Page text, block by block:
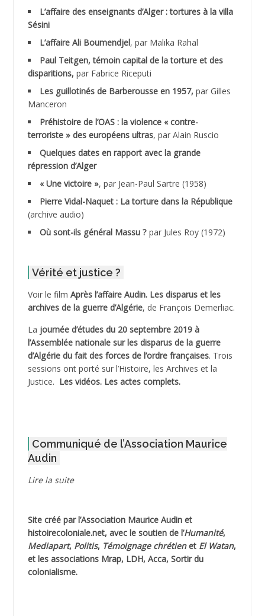
ACHLAF Ali
ADALMI
ADANE Ramdane *
ADDAD
ADDALA Boualem*
ADDANE
ADDECHE Rachid
ADELIOUAT Vve AIT SAADA
ADJANI Khaled
ADJAOUT
ADNI Mohamed Akli
ADOUL Arab *
AGOULMINE
AHLOUCHE Mabrouk *
AIBLIED Ahmed
L’affaire des enseignants d’Alger : tortures à la villa
Sésini
L’affaire Ali Boumendjel, par Malika Rahal
Paul Teitgen, témoin capital de la torture et des
disparitions, par Fabrice Riceputi
Les guillotinés de Barberousse en 1957, par Gilles
Manceron
Préhistoire de l’OAS : la violence « contre-
terroriste » des européens ultras, par Alain Ruscio
Quelques dates en rapport avec la grande
répression d’Alger
« Une victoire », par Jean-Paul Sartre (1958)
Pierre Vidal-Naquet : La torture dans la République
(archive audio)
Où sont-ils général Massu ? par Jules Roy (1972)
Vérité et justice ?
Voir le film Après l’affaire Audin. Les disparus et les
archives de la guerre d’Algérie, de François Demerliac.
La journée d’études du 20 septembre 2019 à
l’Assemblée nationale sur les disparus de la guerre
d’Algérie du fait des forces de l’ordre françaises. Trois
sessions ont porté sur l’Histoire, les Archives et la
Justice. Les vidéos. Les actes complets.
Communiqué de l’Association Maurice
Audin
Lire la suite
Site créé par l’Association Maurice Audinet
histoirecoloniale.net, avec le soutien de l’Humanité,
Mediapart, Politis, Témoignage chrétienet El Watan,
et les associations Mrap, LDH, Acca, Sortir du
colonialisme.